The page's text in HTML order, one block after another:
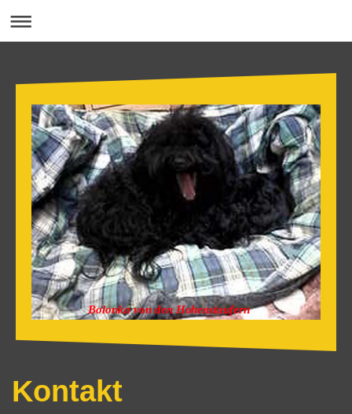
Bolonka von den Hohenstaufern
Kontakt